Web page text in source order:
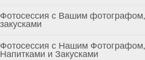
Фотосессия с Вашим
закусками
Фотосессия с Нашим
Напитками и Закусками